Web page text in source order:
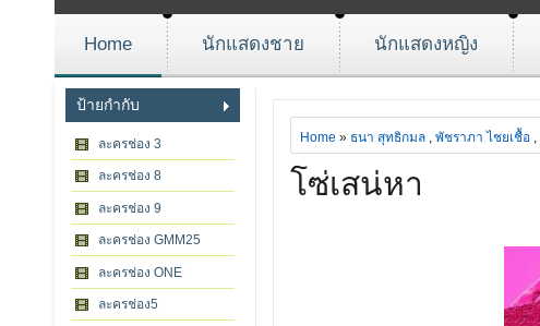
Home นักแสดงชาย นักแสดงหญิง
ป้ายกำกับ
ละครช่อง 3
ละครช่อง 8
ละครช่อง 9
ละครช่อง GMM25
ละครช่อง ONE
ละครช่อง5
Home » ธนา สุทธิกมล, พัชราภา ไชยเชื้อ,
โซ่เสน่หา